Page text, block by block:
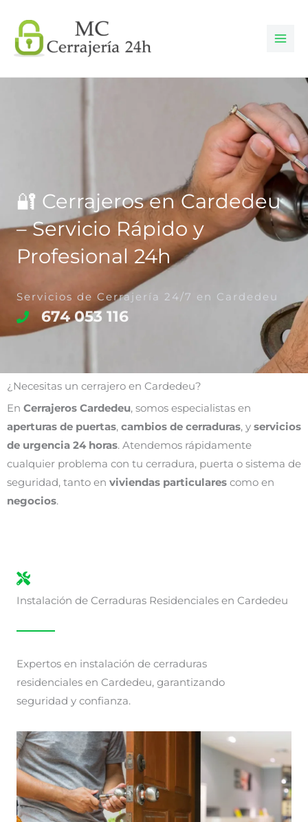
contenido
🔐 Cerrajeros en Cardedeu
– Servicio Rápido y
Profesional 24h
Servicios de Cerrajería 24/7 en Cardedeu
674 053 116
¿Necesitas un cerrajero en Cardedeu?
En Cerrajeros Cardedeu, somos especialistas en
aperturas de puertas, cambios de cerraduras, y servicios
de urgencia 24 horas. Atendemos rápidamente
cualquier problema con tu cerradura, puerta o sistema de
seguridad, tanto en viviendas particulares como en
negocios.
Instalación de Cerraduras Residenciales en Cardedeu
Expertos en instalación de cerraduras
residenciales en Cardedeu, garantizando
seguridad y confianza.